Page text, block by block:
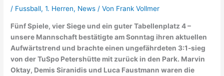
/ Fussball,1. Herren, News / Von Frank Vollmer
Fünf Spiele, vier Siege und ein guter Tabellenplatz 4 –
unsere Mannschaft bestätigte am Sonntag ihren aktuellen
Aufwärtstrend und brachte einen ungefährdeten 3:1-sieg
von der TuSpo Petershütte mit zurück in den Park. Marvin
Oktay, Demis Siranidis und Luca Faustmann waren die